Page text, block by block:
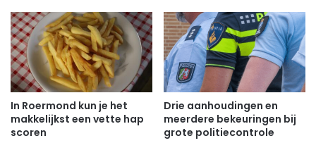
In Roermond kun je het
makkelijkst een vette hap
scoren
Drie aanhoudingen en
meerdere bekeuringen bij
grote politiecontrole